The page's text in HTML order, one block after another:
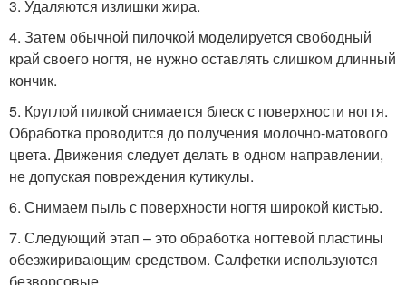
3. Удаляются излишки жира.
4. Затем обычной пилочкой моделируется свободный
край своего ногтя, не нужно оставлять слишком длинный
кончик.
5. Круглой пилкой снимается блеск с поверхности ногтя.
Обработка проводится до получения молочно-матового
цвета. Движения следует делать в одном направлении,
не допуская повреждения кутикулы.
6. Снимаем пыль с поверхности ногтя широкой кистью.
7. Следующий этап – это обработка ногтевой пластины
обезжиривающим средством. Салфетки используются